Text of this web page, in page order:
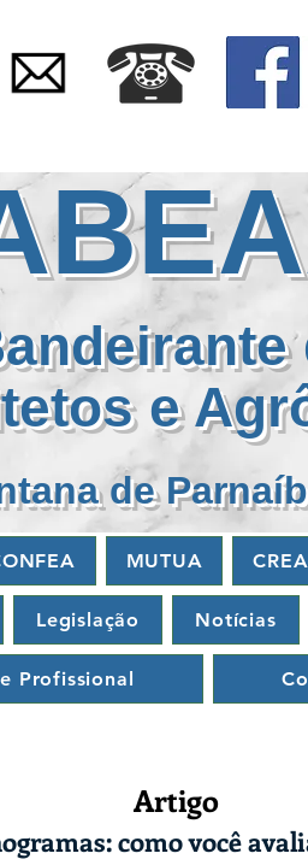
e
de
MUTUA
Legislação Notícias
Profissional
Artigo
como você